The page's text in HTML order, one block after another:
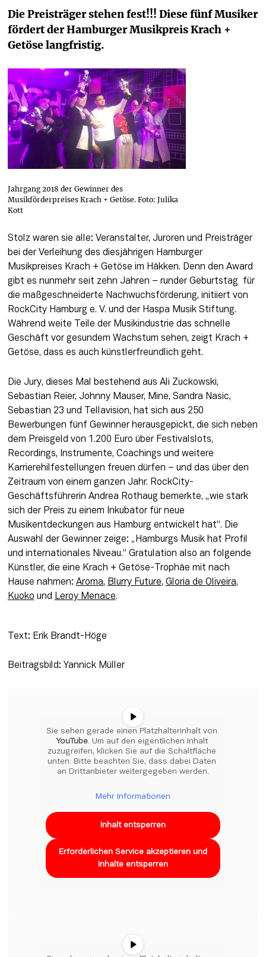
Die Preisträger stehen fest!!! Diese fünf Musiker
fördert der Hamburger Musikpreis Krach +
Getöse langfristig.
Jahrgang 2018 der Gewinner des
Musikförderpreises Krach + Getöse. Foto: Julika
Kott
Stolz waren sie alle: Veranstalter, Juroren und Preisträger
bei der Verleihung des diesjährigen Hamburger
Musikpreises Krach + Getöse im Häkken. Denn den Award
gibt es nunmehr seit zehn Jahren – runder Geburtstag ­ für
die maßgeschneiderte Nachwuchsförderung, initiiert von
RockCity Hamburg e. V. und der Haspa Musik Stiftung.
Während weite Teile der Musikindustrie das schnelle
Geschäft vor gesundem Wachstum sehen, zeigt Krach +
Getöse, dass es auch künstlerfreundlich geht.
Die Jury, dieses Mal bestehend aus Ali Zuckowski,
Sebastian Reier, Johnny Mauser, Mine, Sandra Nasic,
Sebastian 23 und Tellavision, hat sich aus 250
Bewerbungen fünf Gewinner herausgepickt, die sich neben
dem Preisgeld von 1.200 Euro über Festivalslots,
Recordings, Instrumente, Coachings und weitere
Karrierehilfestellungen freuen dürfen – und das über den
Zeitraum von einem ganzen Jahr. RockCity-
Geschäftsführerin Andrea Rothaug bemerkte, „wie stark
sich der Preis zu einem Inkubator für neue
Musikentdeckungen aus Hamburg entwickelt hat“. Die
Auswahl der Gewinner zeige: „Hamburgs Musik hat Profil
und internationales Niveau.“ Gratulation also an folgende
Künstler, die eine Krach + Getöse-Trophäe mit nach
Hause nahmen: Aroma, Blurry Future, Gloria de Oliveira
Kuoko und Leroy Menace.
Text: Erik Brandt-Höge
Beitragsbild: Yannick Müller
YouTube. Um auf den eigentlichen Inhalt
zuzugreifen, klicken Sie auf die Schaltfläche
unten. Bitte beachten Sie, dass dabei Daten
an Drittanbieter weitergegeben werden.
Mehr Informationen
Inhalt entsperren
Erforderlichen Service akzeptieren und
Inhalte entsperren